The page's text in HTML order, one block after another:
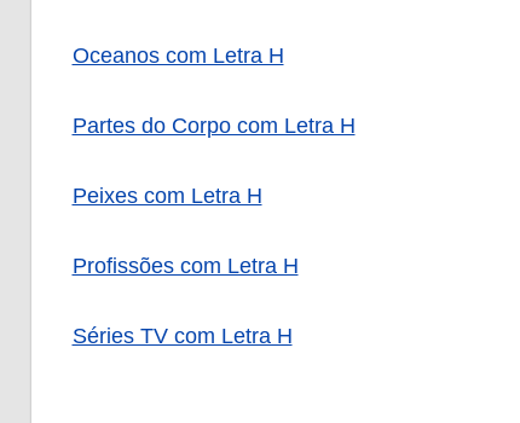
Oceanos com Letra H
Partes do Corpo com Letra H
Peixes com Letra H
Profissões com Letra H
Séries TV com Letra H